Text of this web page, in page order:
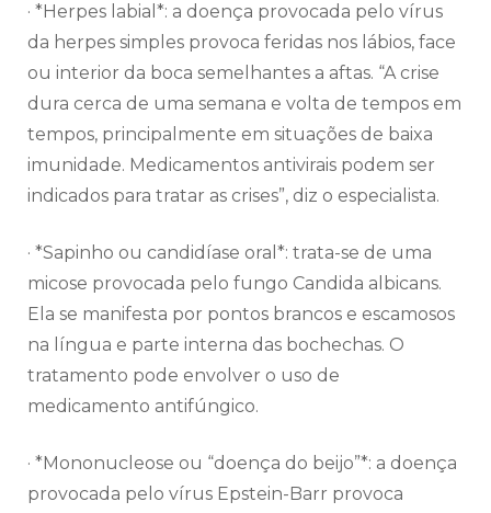
· *Herpes labial*: a doença provocada pelo vírus
da herpes simples provoca feridas nos lábios, face
ou interior da boca semelhantes a aftas. “A crise
dura cerca de uma semana e volta de tempos em
tempos, principalmente em situações de baixa
imunidade. Medicamentos antivirais podem ser
indicados para tratar as crises”, diz o especialista.
· *Sapinho ou candidíase oral*: trata-se de uma
micose provocada pelo fungo Candida albicans.
Ela se manifesta por pontos brancos e escamosos
na língua e parte interna das bochechas. O
tratamento pode envolver o uso de
medicamento antifúngico.
· *Mononucleose ou “doença do beijo”*: a doença
provocada pelo vírus Epstein-Barr provoca